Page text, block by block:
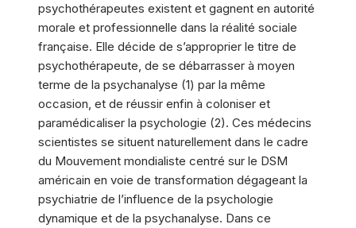
psychothérapeutes existent et gagnent en autorité
morale et professionnelle dans la réalité sociale
française. Elle décide de s’approprier le titre de
psychothérapeute, de se débarrasser à moyen
terme de la psychanalyse (1) par la même
occasion, et de réussir enfin à coloniser et
paramédicaliser la psychologie (2). Ces médecins
scientistes se situent naturellement dans le cadre
du Mouvement mondialiste centré sur le DSM
américain en voie de transformation dégageant la
psychiatrie de l’influence de la psychologie
dynamique et de la psychanalyse. Dans ce